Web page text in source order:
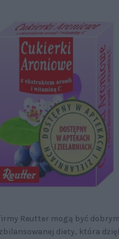
Reutter mogą być dobrym
diety, która